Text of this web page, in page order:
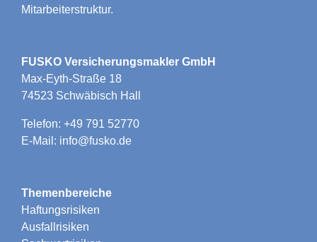
Mitarbeiterstruktur.
FUSKO Versicherungsmakler GmbH
Max-Eyth-Straße 18
74523 Schwäbisch Hall
Telefon: +49 791 52770
E-Mail: info@fusko.de
Themenbereiche
Haftungsrisiken
Ausfallrisiken